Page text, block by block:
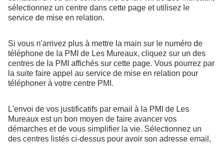
sélectionnez un centre dans cette page et utilisez le
service de mise en relation.
Si vous n'arrivez plus à mettre la main sur le numéro de
téléphone de la PMI de Les Mureaux, cliquez sur un des
centres de la PMI affichés sur cette page. Vous pourrez par
la suite faire appel au service de mise en relation pour
téléphoner à votre centre PMI.
L'envoi de vos justificatifs par email à la PMI de Les
Mureaux est un bon moyen de faire avancer vos
démarches et de vous simplifier la vie. Sélectionnez un
des centres listés ci-dessus pour avoir son adresse email,